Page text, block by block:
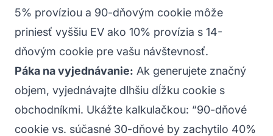
5% províziou a 90-dňovým cookie môže
priniesť vyššiu EV ako 10% provízia s 14-
dňovým cookie pre vašu návštevnosť.
Páka na vyjednávanie: Ak generujete značný
objem, vyjednávajte dlhšiu dĺžku cookie s
obchodníkmi. Ukážte kalkulačkou: “90-dňové
cookie vs. súčasné 30-dňové by zachytilo 40%